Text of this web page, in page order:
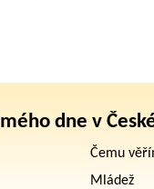
dne v
Čemu
Mládež